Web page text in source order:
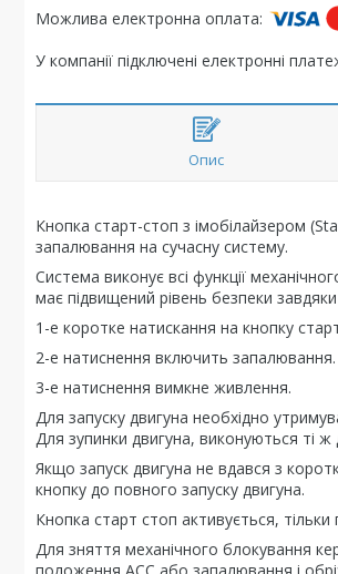
У компанії підключені електронні
Опис
Кнопка старт-стоп з імобілайзером
запалювання на сучасну систему.
Система виконує всі функції
має підвищений рівень безпеки
1-е коротке натискання на кнопку
2-е натиснення включить запалювання.
3-е натиснення вимкне живлення.
Для запуску двигуна необхідно
Для зупинки двигуна, виконуються ті ж
Якщо запуск двигуна не вдався з
кнопку до повного запуску двигуна.
Кнопка старт стоп активується, тільки
Для зняття механічного блокування